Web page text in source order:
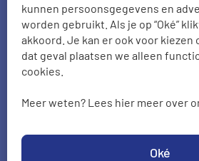
kunnen persoonsgegevens en
worden gebruikt. Als je op “Oké”
akkoord. Je kan er ook voor kiezen
dat geval plaatsen we alleen
cookies.
Meer weten? Lees hier meer over
Oké
Fysiotherapie speelt een
van blessures, het behandelen
aandoeningen en het verbeteren
hoe zit het met de vergoeding
basisverzekering?